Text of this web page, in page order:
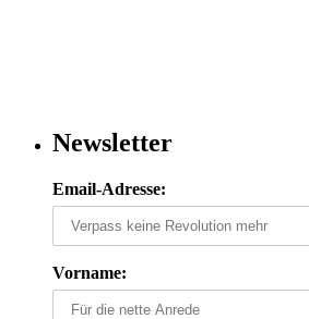
Newsletter
Email-Adresse:
Vorname: